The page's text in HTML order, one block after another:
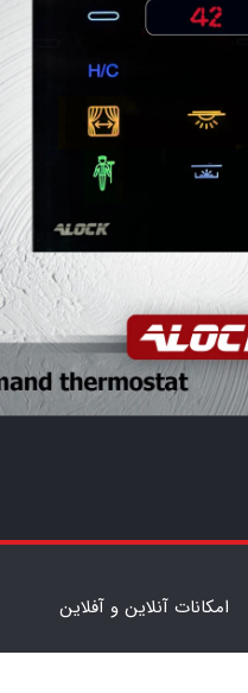
امکانات آنلاین و آفلاین